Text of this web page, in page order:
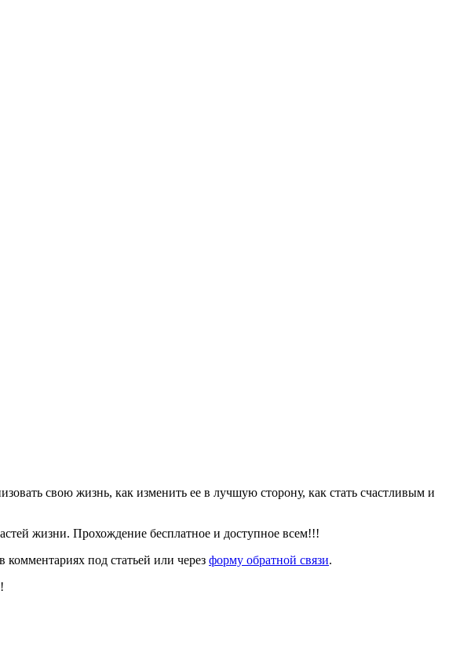
свою жизнь, как изменить ее в лучшую сторону, как стать счастливым и
жизни. Прохождение бесплатное и доступное всем!!!
под статьей или через форму обратной связи.